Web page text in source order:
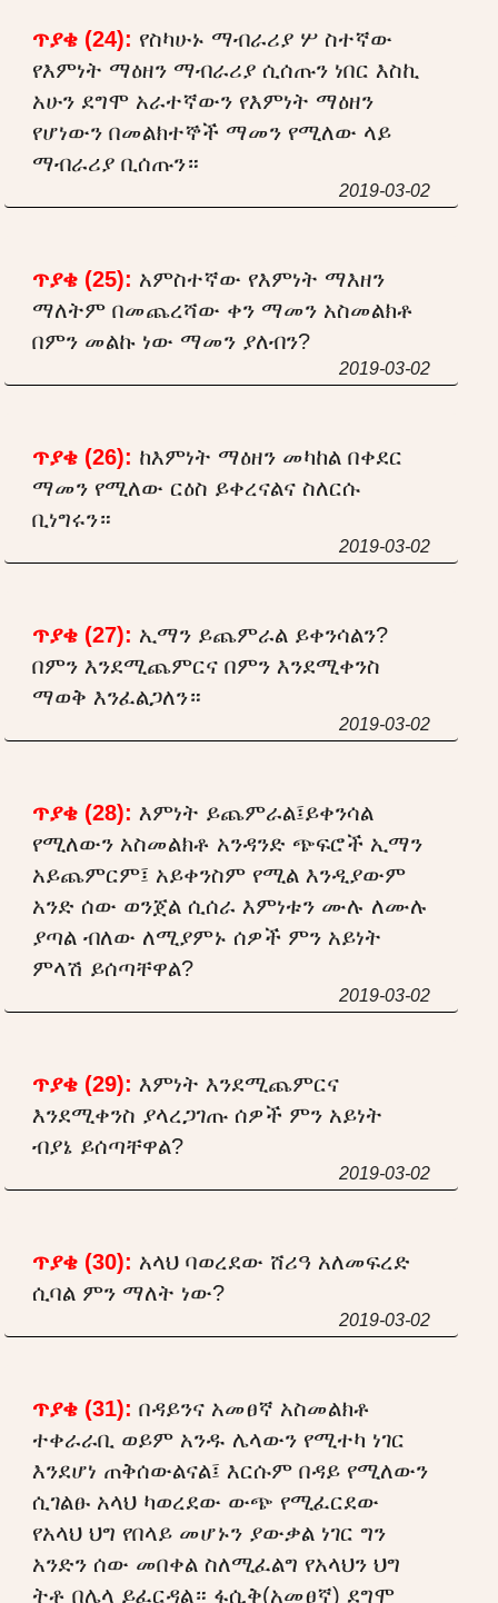
ጥያቄ (24): የስካሁኑ ማብራሪያ ሦ ስተኛው
የእምነት ማዕዘን ማብራሪያ ሲሰጡን ነበር እስኪ
አሁን ደግሞ አራተኛውን የእምነት ማዕዘን
የሆነውን በመልክተኞች ማመን የሚለው ላይ
ማብራሪያ ቢሰጡን።
2019-03-02
ጥያቄ (25): አምስተኛው የእምነት ማእዘን
ማለትም በመጨረሻው ቀን ማመን አስመልክቶ
በምን መልኩ ነው ማመን ያለብን?
2019-03-02
ጥያቄ (26): ከእምነት ማዕዘን መካከል በቀደር
ማመን የሚለው ርዕስ ይቀረናልና ስለርሱ
ቢነግሩን።
2019-03-02
ጥያቄ (27): ኢማን ይጨምራል ይቀንሳልን?
በምን እንደሚጨምርና በምን እንደሚቀንስ
ማወቅ እንፈልጋለን።
2019-03-02
ጥያቄ (28): እምነት ይጨምራል፤ይቀንሳል
የሚለውን አስመልክቶ አንዳንድ ጭፍሮች ኢማን
አይጨምርም፤ አይቀንስም የሚል እንዲያውም
አንድ ሰው ወንጀል ሲሰራ እምነቱን ሙሉ ለሙሉ
ያጣል ብለው ለሚያምኑ ሰዎች ምን አይነት
ምላሽ ይሰጣቸዋል?
2019-03-02
ጥያቄ (29): እምነት እንደሚጨምርና
እንደሚቀንስ ያላረጋገጡ ሰዎች ምን አይነት
ብያኔ ይሰጣቸዋል?
2019-03-02
ጥያቄ (30): አላህ ባወረደው ሸሪዓ አለመፍረድ
ሲባል ምን ማለት ነው?
2019-03-02
ጥያቄ (31): በዳይንና አመፀኛ አስመልክቶ
ተቀራራቢ ወይም አንዱ ሌላውን የሚተካ ነገር
እንደሆነ ጠቅሰውልናል፤ እርሱም በዳይ የሚለውን
ሲገልፁ አላህ ካወረደው ውጭ የሚፈርደው
የአላህ ህግ የበላይ መሆኑን ያውቃል ነገር ግን
አንድን ሰው መበቀል ስለሚፈልግ የአላህን ህግ
ትቶ በሌላ ይፈርዳል። ፋሲቅ(አመፀኛ) ደግሞ